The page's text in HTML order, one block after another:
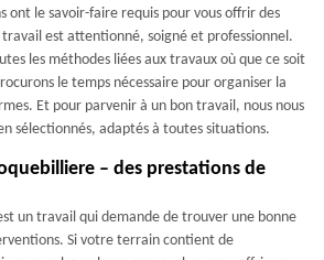
ont le savoir-faire requis pour vous offrir des
est attentionné, soigné et professionnel.
les méthodes liées aux travaux où que ce soit
le temps nécessaire pour organiser la
Et pour parvenir à un bon travail, nous nous
sélectionnés, adaptés à toutes situations.
– des prestations de
un travail qui demande de trouver une bonne
Si votre terrain contient de